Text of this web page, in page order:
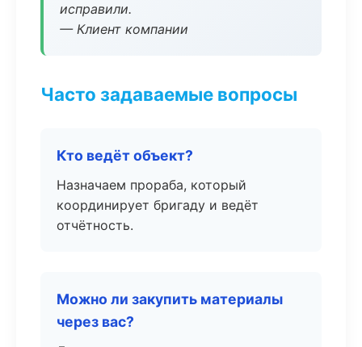
исправили.
— Клиент компании
Часто задаваемые вопросы
Кто ведёт объект?
Назначаем прораба, который
координирует бригаду и ведёт
отчётность.
Можно ли закупить материалы
через вас?